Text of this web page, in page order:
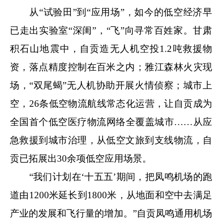
从“试验田”到“应用场”，如今的低空经济早
已走出实验室“深闺”，“飞”向寻常百姓家。甘肃
积石山地震中，自贡造无人机空投1.2吨救援物
资，落点精度控制在百米之内；雅江森林火灾现
场，“双尾蝎”无人机协助开展火情侦察；城市上
空，26条低空物流航线常态化运营，让自贡成为
全国首个低空医疗物流网络全覆盖城市……从应
急救援到城市治理，从低空文旅到支线物流，自
贡已拓展出30余项低空应用场景。
“我们计划在‘十五五’期间，把凤鸣机场的跑
道由1200米延长到1800米，从地面和空中去满足
产业的发展和飞行量的增加。”自贡凤鸣通用机场